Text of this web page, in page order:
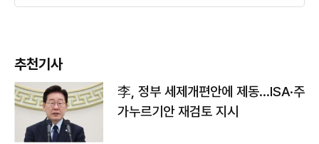
추천기사
李, 정부 세제개편안에 제동…ISA·주
가누르기안 재검토 지시